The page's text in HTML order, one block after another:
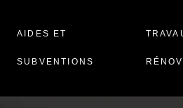
AIDES ET
SUBVENTIONS